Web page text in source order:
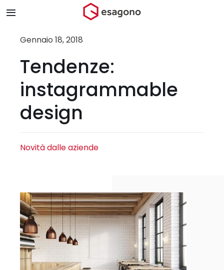
contenuto
Toggle
Navigation
Chi siamo
Contatti
Gennaio 18, 2018
Tendenze:
instagrammable
design
Novità dalle aziende